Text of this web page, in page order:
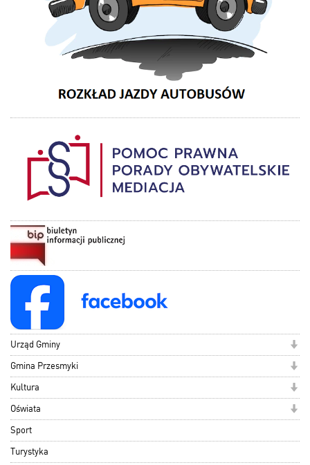
Urząd Gminy
Gmina Przesmyki
Kultura
Oświata
Sport
Turystyka